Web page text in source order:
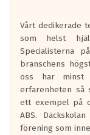
Samtliga ABS
sensorer.
Vårt dedikerade
som helst
Specialisterna
branschens
oss har minst
erfarenheten så
ett exempel på
ABS.
förening som